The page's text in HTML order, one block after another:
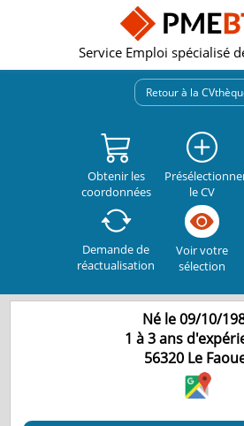
Service Emploi spécialisé
Retour à la
Obtenir les
coordonnées
le CV
Demande de
réactualisation
Voir votre
sélection
Né le 09/10/
1 à 3 ans
56320 Le